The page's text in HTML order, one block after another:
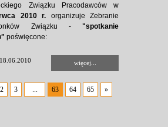
Związku Pracodawców w
2010 r.
organizuje Zebranie
Związku -
"spotkanie
poświęcone:
więcej...
2 3 ... 63 64 65 »